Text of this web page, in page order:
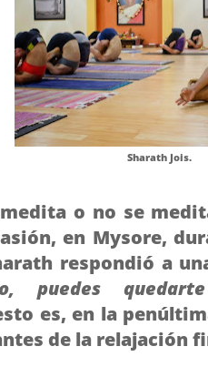
Sharath Jois.
medita o no se
en Mysore,
respondió a
puedes
es, en la
de la relajación